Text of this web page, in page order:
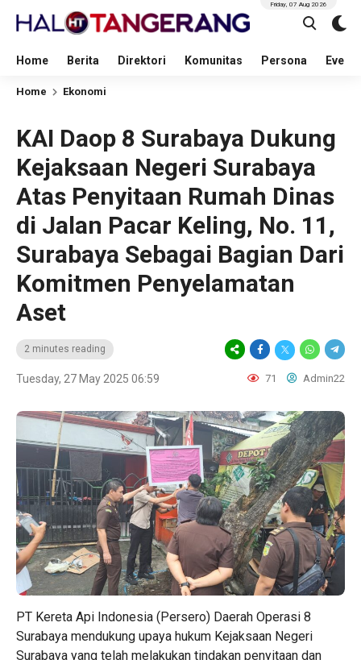
Home Berita Direktori Komunitas Persona Event
Friday, 07 Aug 2026
Home Ekonomi
KAI Daop 8 Surabaya Dukung
Kejaksaan Negeri Surabaya
Atas Penyitaan Rumah Dinas
di Jalan Pacar Keling, No. 11,
Surabaya Sebagai Bagian Dari
Komitmen Penyelamatan
Aset
2 minutes reading
Tuesday, 27 May 2025 06:59 71 Admin22
PT Kereta Api Indonesia (Persero) Daerah Operasi 8
Surabaya mendukung upaya hukum Kejaksaan Negeri
Surabaya yang telah melakukan tindakan penyitaan dan